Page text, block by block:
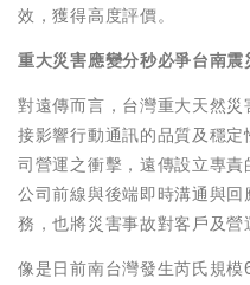
效，獲得高度評價。
重大災害應變分秒必爭台南
對遠傳而言，台灣重大天然
接影響行動通訊的品質及穩
司營運之衝擊，遠傳設立專
公司前線與後端即時溝通與
務，也將災害事故對客戶及營
像是日前南台灣發生芮氏規